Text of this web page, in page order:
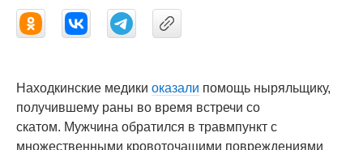
Находкинские медики оказали помощь ныряльщику,
получившему раны во время встречи со
скатом. Мужчина обратился в травмпункт с
множественными кровоточащими повреждениями